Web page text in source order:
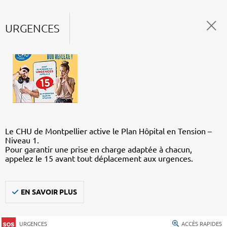
URGENCES
Le CHU de Montpellier active le Plan Hôpital en Tension –
Niveau 1.
Pour garantir une prise en charge adaptée à chacun,
appelez le 15 avant tout déplacement aux urgences.
EN SAVOIR PLUS
URGENCES ACCÈS RAPIDES